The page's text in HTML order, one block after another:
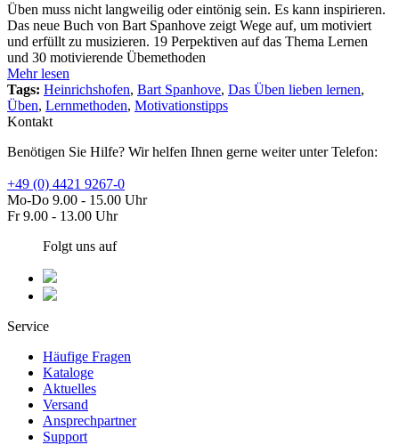
Üben muss nicht langweilig oder eintönig sein. Es kann inspirieren.
Das neue Buch von Bart Spanhove zeigt Wege auf, um motiviert
und erfüllt zu musizieren. 19 Perpektiven auf das Thema Lernen
und 30 motivierende Übemethoden
Mehr lesen
Tags: Heinrichshofen, Bart Spanhove, Das Üben lieben lernen,
Üben, Lernmethoden, Motivationstipps
Kontakt
Benötigen Sie Hilfe? Wir helfen Ihnen gerne weiter unter Telefon:
+49 (0) 4421 9267-0
Mo-Do 9.00 - 15.00 Uhr
Fr 9.00 - 13.00 Uhr
Folgt uns auf
Service
Häufige Fragen
Kataloge
Aktuelles
Versand
Ansprechpartner
Support